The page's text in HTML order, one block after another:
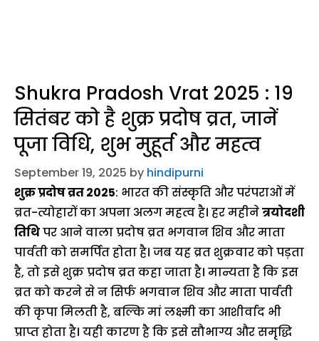
Shukra Pradosh Vrat 2025 : 19
सितंबर को है शुक्र प्रदोष व्रत, जानें
पूजा विधि, शुभ मुहूर्त और महत्व
September 19, 2025 by hindipurni
शुक्र प्रदोष व्रत 2025: भारत की संस्कृति और परंपराओं में
व्रत-त्योहारों का अपना अलग महत्व है। हर महीनेत्रयोदशी
तिथिपर आने वाला प्रदोष व्रत भगवान शिव और माता
पार्वती को समर्पित होता है। जब यह व्रत शुक्रवार को पड़ता
है, तो इसे शुक्र प्रदोष व्रत कहा जाता है। मान्यता है कि इस
व्रत को करने से न सिर्फ भगवान शिव और माता पार्वती
की कृपा मिलती है, बल्कि मां लक्ष्मी का आशीर्वाद भी
प्राप्त होता है। यही कारण है कि इसे सौभाग्य और समृद्धि